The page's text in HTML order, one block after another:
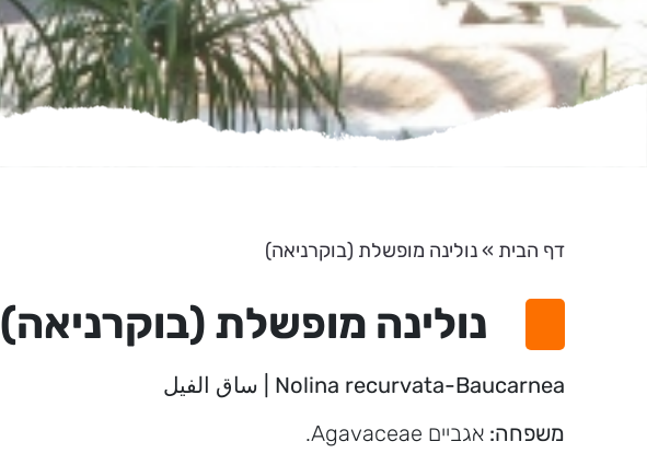
דף הבית »נולינה מופשלת (בוקרניאה)
נולינה מופשלת (בוקרניאה)
Nolina recurvata-Baucarnea | ساق الفيل
משפחה: אגביים Agavaceae.